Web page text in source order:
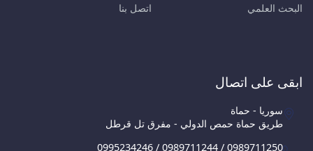
البحث العلمي
اتصل بنا
ابقى على اتصال
سوريا - حماة
طريق حماة حمص الدولي - مفرق تل قرطل
0995234246 / 0989711244 / 0989711250